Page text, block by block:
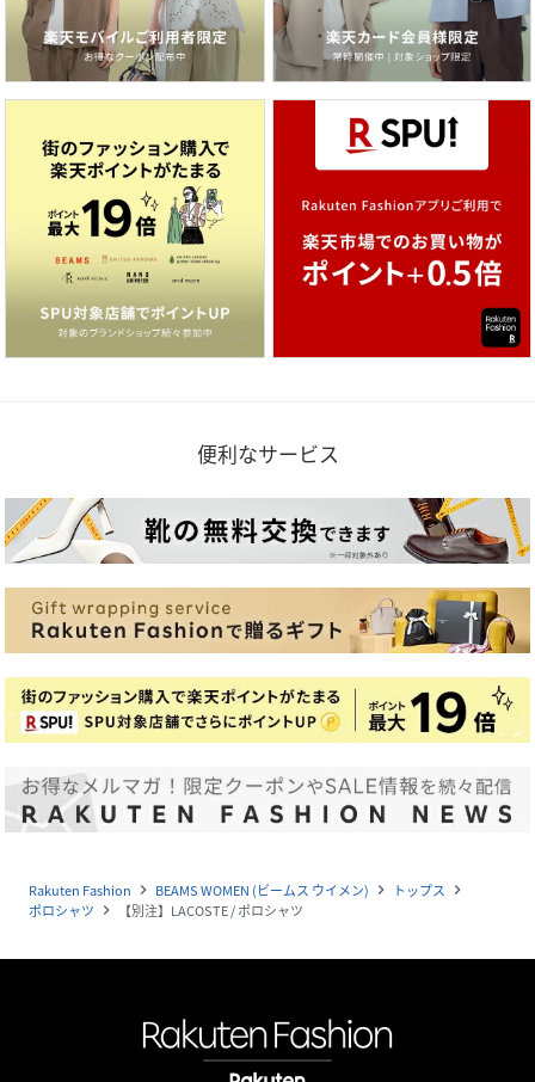
便利なサービス
Rakuten Fashion navigate_next BEAMS WOMEN (ビームス ウイメン) navigate_next トップス navigate_next
ポロシャツ navigate_next 【別注】LACOSTE / ポロシャツ